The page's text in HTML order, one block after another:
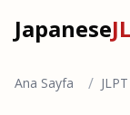
Japanese
Ana Sayfa / JLPT